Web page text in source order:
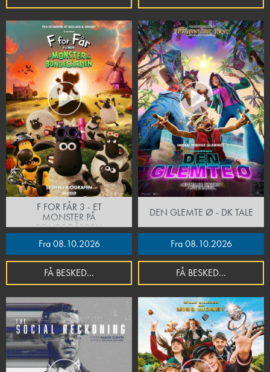
F FOR FÅR 3 - ET
MONSTER PÅ
BONDEGÅRDEN
Fra 08.10.2026
FÅ BESKED...
DEN GLEMTE Ø - DK TALE
Fra 08.10.2026
FÅ BESKED...